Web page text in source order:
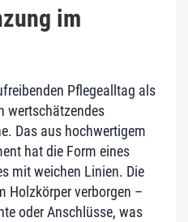
im
Pflegealltag als
wertschätzendes
Das aus hochwertigem
hat die Form eines
mit weichen Linien. Die
Holzkörper verborgen –
oder Anschlüsse, was